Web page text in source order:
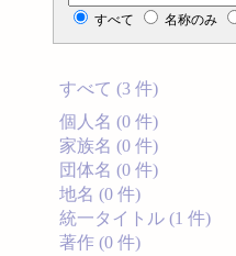
すべて 名称のみ
すべて (3 件)
個人名 (0 件)
家族名 (0 件)
団体名 (0 件)
地名 (0 件)
統一タイトル (1 件)
著作 (0 件)